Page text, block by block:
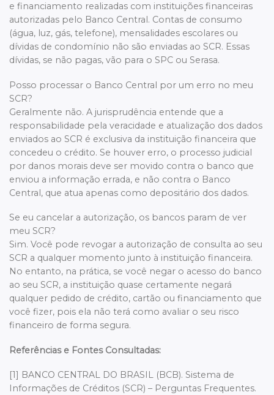
e financiamento realizadas com instituições financeiras
autorizadas pelo Banco Central. Contas de consumo
(água, luz, gás, telefone), mensalidades escolares ou
dívidas de condomínio não são enviadas ao SCR. Essas
dívidas, se não pagas, vão para o SPC ou Serasa.
Posso processar o Banco Central por um erro no meu
SCR?
Geralmente não. A jurisprudência entende que a
responsabilidade pela veracidade e atualização dos dados
enviados ao SCR é exclusiva da instituição financeira que
concedeu o crédito. Se houver erro, o processo judicial
por danos morais deve ser movido contra o banco que
enviou a informação errada, e não contra o Banco
Central, que atua apenas como depositário dos dados.
Se eu cancelar a autorização, os bancos param de ver
meu SCR?
Sim. Você pode revogar a autorização de consulta ao seu
SCR a qualquer momento junto à instituição financeira.
No entanto, na prática, se você negar o acesso do banco
ao seu SCR, a instituição quase certamente negará
qualquer pedido de crédito, cartão ou financiamento que
você fizer, pois ela não terá como avaliar o seu risco
financeiro de forma segura.
Referências e Fontes Consultadas:
[1] BANCO CENTRAL DO BRASIL (BCB). Sistema de
Informações de Créditos (SCR) – Perguntas Frequentes.